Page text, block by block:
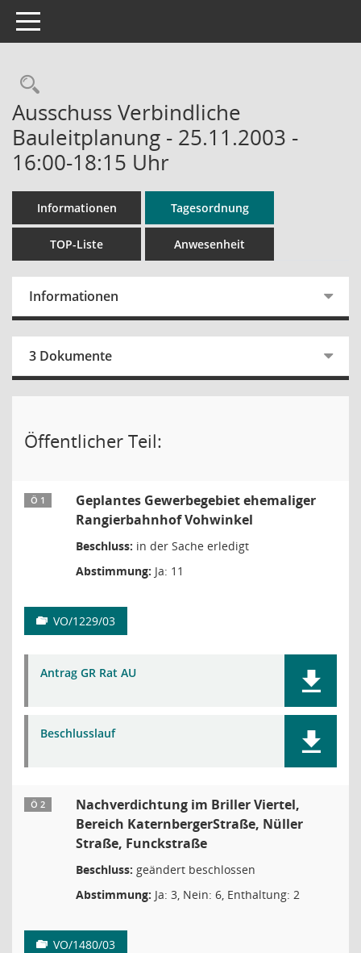
Toggle navigation
Rechercheauswahl
Ausschuss Verbindliche
Bauleitplanung - 25.11.2003 -
16:00-18:15 Uhr
Informationen Tagesordnung
TOP-Liste Anwesenheit
Informationen
3 Dokumente
Öffentlicher Teil:
Ö 1
Geplantes Gewerbegebiet ehemaliger
Rangierbahnhof Vohwinkel
Beschluss: in der Sache erledigt
Abstimmung: Ja: 11
VO/1229/03
Antrag GR Rat AU
Beschlusslauf
Ö 2
Nachverdichtung im Briller Viertel,
Bereich KaternbergerStraße, Nüller
Straße, Funckstraße
Beschluss: geändert beschlossen
Abstimmung: Ja: 3, Nein: 6, Enthaltung: 2
VO/1480/03